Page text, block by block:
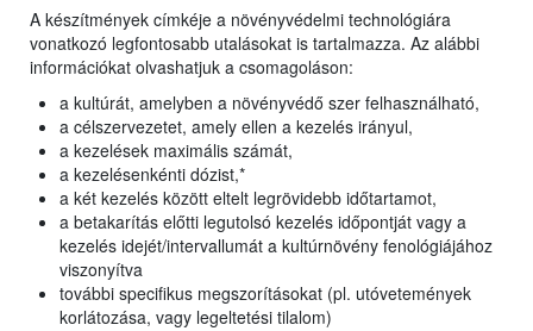
A készítmények címkéje a növényvédelmi technológiára
vonatkozó legfontosabb utalásokat is tartalmazza. Az alábbi
információkat olvashatjuk a csomagoláson:
a kultúrát, amelyben a növényvédő szer felhasználható,
a célszervezetet, amely ellen a kezelés irányul,
a kezelések maximális számát,
a kezelésenkénti dózist,*
a két kezelés között eltelt legrövidebb időtartamot,
a betakarítás előtti legutolsó kezelés időpontját vagy a
kezelés idejét/intervallumát a kultúrnövény fenológiájához
viszonyítva
további specifikus megszorításokat (pl. utóvetemények
korlátozása, vagy legeltetési tilalom)